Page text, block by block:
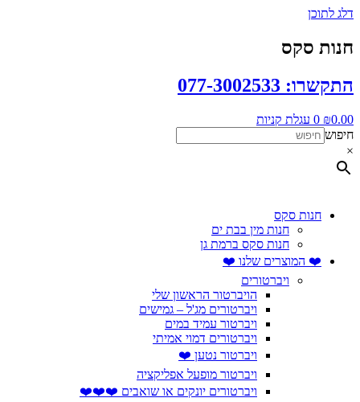
דלג לתוכן
חנות סקס
התקשרו: 077-3002533
₪0.00
0 עגלת קניות
חיפוש
×
חנות סקס
חנות מין בבת ים
חנות סקס ברמת גן
❤️ המוצרים שלנו ❤️
ויברטורים
הויברטור הראשון שלי
ויברטורים מג'ל – גמישים
ויברטור עמיד במים
ויברטורים דמוי אמיתי
ויברטור נטען ❤️
ויברטור מופעל אפליקציה
ויברטורים יונקים או שואבים ❤️❤️❤️